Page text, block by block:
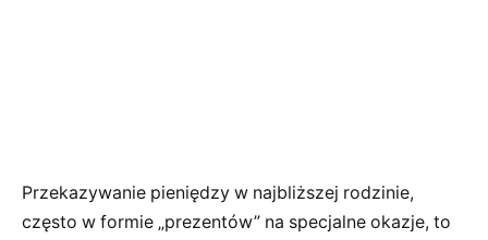
Przekazywanie pieniędzy w najbliższej rodzinie,
często w formie „prezentów” na specjalne okazje, to